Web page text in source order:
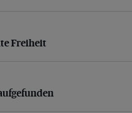
Freiheit